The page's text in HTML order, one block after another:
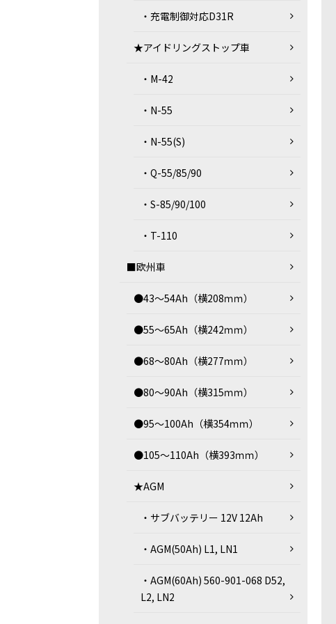
・充電制御対応D31R
★アイドリングストップ車
・M-42
・N-55
・N-55(S)
・Q-55/85/90
・S-85/90/100
・T-110
■欧州車
●43～54Ah（横208ｍｍ）
●55～65Ah（横242ｍｍ）
●68～80Ah（横277ｍｍ）
●80～90Ah（横315ｍｍ）
●95～100Ah（横354ｍｍ）
●105～110Ah（横393ｍｍ）
★AGM
・サブバッテリー 12V 12Ah
・AGM(50Ah) L1, LN1
・AGM(60Ah) 560-901-068 D52,
L2, LN2